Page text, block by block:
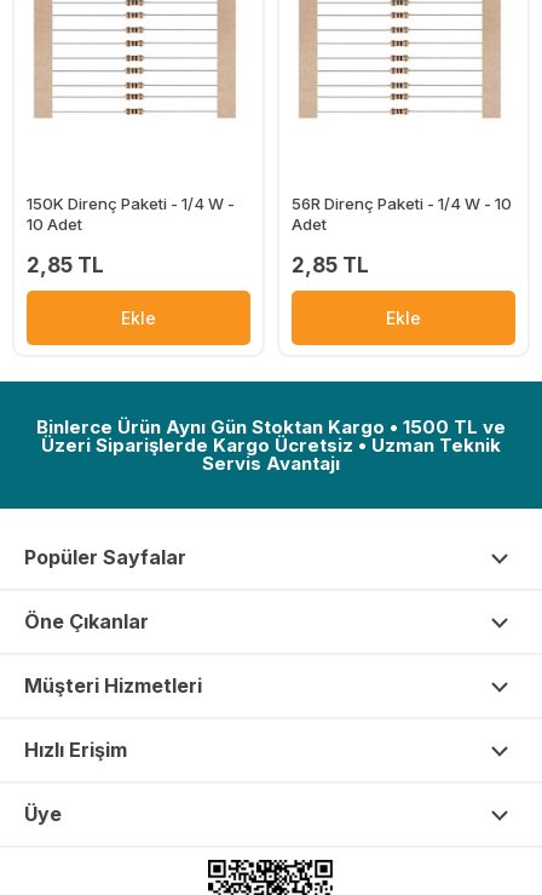
150K Direnç Paketi - 1/4 W -
10 Adet
2,85 TL
Ekle
56R Direnç Paketi - 1/4 W - 10
Adet
2,85 TL
Ekle
Binlerce Ürün Aynı Gün Stoktan Kargo • 1500 TL ve
Üzeri Siparişlerde Kargo Ücretsiz • Uzman Teknik
Servis Avantajı
Popüler Sayfalar
Öne Çıkanlar
Müşteri Hizmetleri
Hızlı Erişim
Üye